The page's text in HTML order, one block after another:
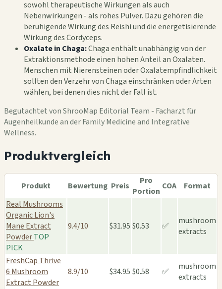
sowohl therapeutische Wirkungen als auch
Nebenwirkungen - als rohes Pulver. Dazu gehören die
beruhigende Wirkung des Reishi und die energetisierende
Wirkung des Cordyceps.
Oxalate in Chaga:Chaga enthält unabhängig von der
Extraktionsmethode einen hohen Anteil an Oxalaten.
Menschen mit Nierensteinen oder Oxalatempfindlichkeit
sollten den Verzehr von Chaga einschränken oder Arten
wählen, bei denen dies nicht der Fall ist.
Begutachtet von ShrooMap Editorial Team - Facharzt für
Augenheilkunde an der Family Medicine and Integrative
Wellness.
Produktvergleich
Produkt Bewertung Preis
Pro
Portion COA
Format
Real Mushrooms
Organic Lion's
Mane Extract
PowderTOP
PICK
9.4/10 $31.95 $0.53 ✅
mushroom
extracts
FreshCap Thrive
6 Mushroom
Extract Powder
8.9/10 $34.95 $0.58 ✅
mushroom
extracts